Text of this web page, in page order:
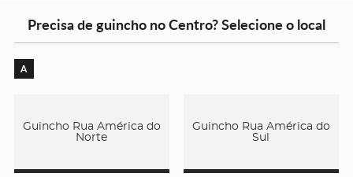
Precisa de guincho no Centro? Selecione o local
A
Guincho Rua América do
Norte
Guincho Rua América do
Sul